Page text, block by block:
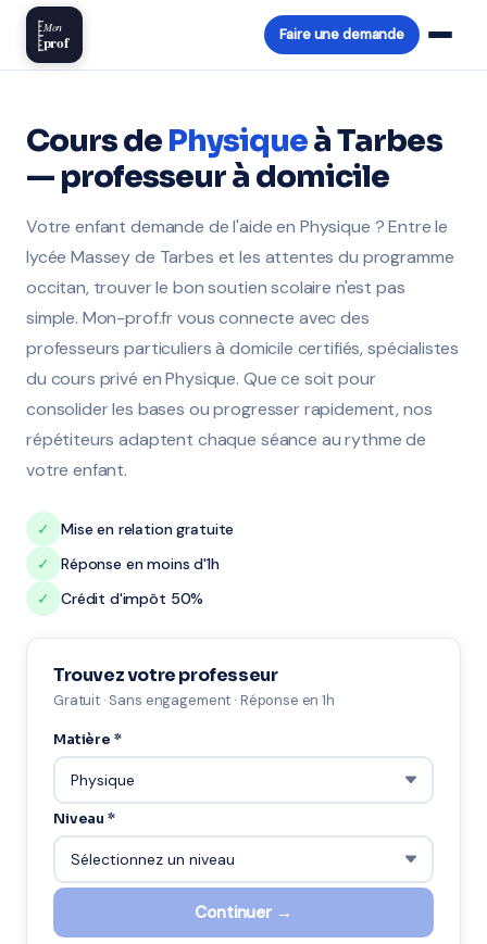
Mon
prof Faire une demande
Cours de Physiqueà Tarbes
— professeur à domicile
Votre enfant demande de l'aide en Physique ? Entre le
lycée Massey de Tarbes et les attentes du programme
occitan, trouver le bon soutien scolaire n'est pas
simple. Mon-prof.fr vous connecte avec des
professeurs particuliers à domicile certifiés, spécialistes
du cours privé en Physique. Que ce soit pour
consolider les bases ou progresser rapidement, nos
répétiteurs adaptent chaque séance au rythme de
votre enfant.
✓
Mise en relation gratuite
✓
Réponse en moins d'1h
✓
Crédit d'impôt 50%
Trouvez votre professeur
Gratuit · Sans engagement · Réponse en 1h
Matière *
Niveau *
Continuer →